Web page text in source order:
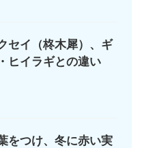
セイ（柊木犀）、ギ
ヒイラギとの違い
をつけ、冬に赤い実